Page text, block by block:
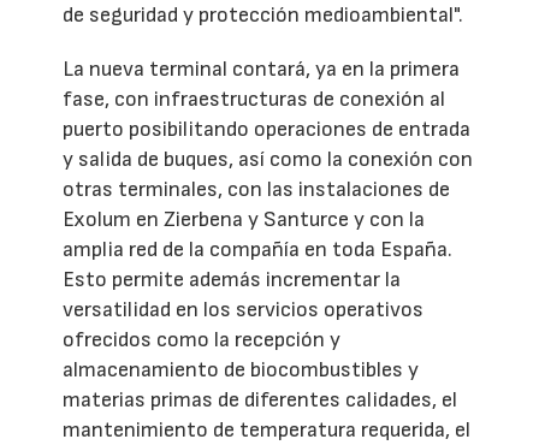
de seguridad y protección medioambiental".
La nueva terminal contará, ya en la primera
fase, con infraestructuras de conexión al
puerto posibilitando operaciones de entrada
y salida de buques, así como la conexión con
otras terminales, con las instalaciones de
Exolum en Zierbena y Santurce y con la
amplia red de la compañía en toda España.
Esto permite además incrementar la
versatilidad en los servicios operativos
ofrecidos como la recepción y
almacenamiento de biocombustibles y
materias primas de diferentes calidades, el
mantenimiento de temperatura requerida, el